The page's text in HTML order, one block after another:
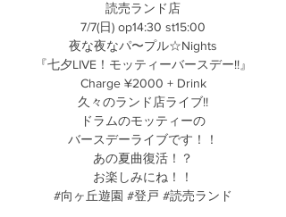
読売ランド店
7/7(日) op14:30 st15:00
夜な夜なパ〜プル☆Nights
『七夕LIVE！モッティーバースデー!!』
Charge ¥2000 + Drink
久々のランド店ライブ!!
ドラムのモッティーの
バースデーライブです！！
あの夏曲復活！？
お楽しみにね！！
#向ヶ丘遊園 #登戸 #読売ランド